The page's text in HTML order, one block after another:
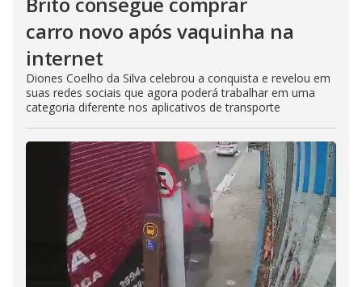
carro novo após vaquinha na
internet
Diones Coelho da Silva celebrou a conquista e revelou em
suas redes sociais que agora poderá trabalhar em uma
categoria diferente nos aplicativos de transporte